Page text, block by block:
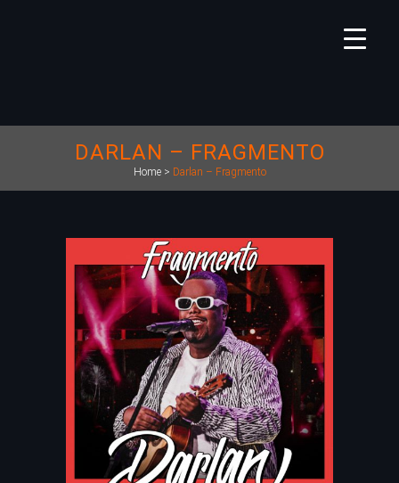
DARLAN – FRAGMENTO
Home> Darlan – Fragmento